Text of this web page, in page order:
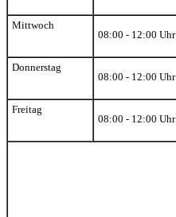
Mittwoch
08:00 - 12:00 Uhr
Donnerstag
08:00 - 12:00 Uhr
Freitag
08:00 - 12:00 Uhr